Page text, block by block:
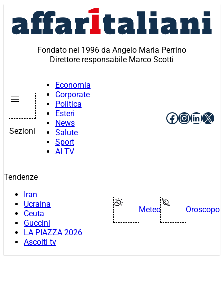
contenuto
Fondato nel 1996 da Angelo Maria Perrino
Direttore responsabile Marco Scotti
Sezioni
Economia
Corporate
Politica
Esteri
News
Salute
Sport
AI TV
Facebook
X
Tendenze
Iran
Ucraina
Ceuta
Guccini
LA PIAZZA 2026
Ascolti tv
Meteo Oroscopo